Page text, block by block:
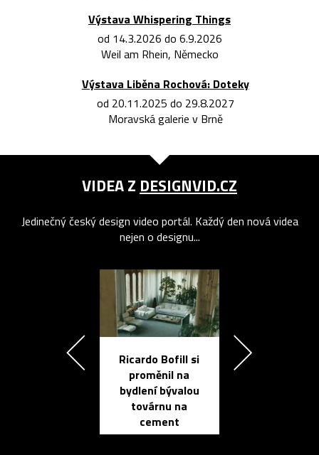
Výstava Whispering Things
od 14.3.2026 do 6.9.2026
Weil am Rhein, Německo
Výstava Liběna Rochová: Doteky
od 20.11.2025 do 29.8.2027
Moravská galerie v Brně
VIDEA Z DESIGNVID.CZ
Jedinečný český design video portál. Každý den nová videa
nejen o designu...
Ricardo Bofill si
proměnil na
bydlení bývalou
továrnu na
cement